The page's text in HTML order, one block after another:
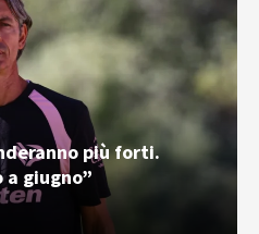
più forti.
a giugno”